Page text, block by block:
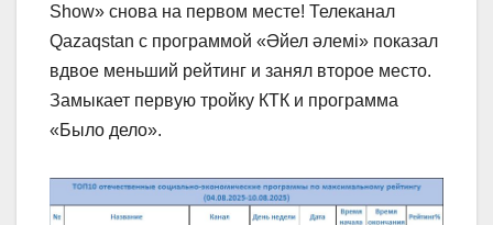
Show» снова на первом месте! Телеканал
Qazaqstan с программой «Әйел әлемі» показал
вдвое меньший рейтинг и занял второе место.
Замыкает первую тройку КТК и программа
«Было дело».